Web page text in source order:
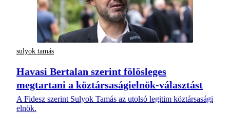
sulyok tamás
Havasi Bertalan szerint fölösleges
megtartani a köztársaságielnök-választást
A Fidesz szerint Sulyok Tamás az utolsó legitim köztársasági
elnök.